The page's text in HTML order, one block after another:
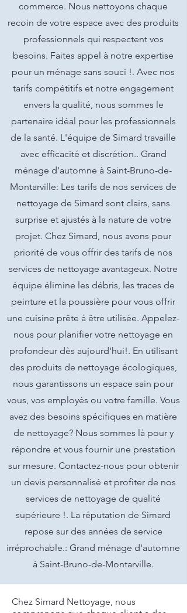
commerce. Nous nettoyons chaque
recoin de votre espace avec des produits
professionnels qui respectent vos
besoins. Faites appel à notre expertise
pour un ménage sans souci !. Avec nos
tarifs compétitifs et notre engagement
envers la qualité, nous sommes le
partenaire idéal pour les professionnels
de la santé. L'équipe de Simard travaille
avec efficacité et discrétion.. Grand
ménage d'automne à Saint-Bruno-de-
Montarville: Les tarifs de nos services de
nettoyage de Simard sont clairs, sans
surprise et ajustés à la nature de votre
projet. Chez Simard, nous avons pour
priorité de vous offrir des tarifs de nos
services de nettoyage avantageux. Notre
équipe élimine les débris, les traces de
peinture et la poussière pour vous offrir
une cuisine prête à être utilisée. Appelez-
nous pour planifier votre nettoyage en
profondeur dès aujourd'hui!. En utilisant
des produits de nettoyage écologiques,
nous garantissons un espace sain pour
vous, vos employés ou votre famille. Vous
avez des besoins spécifiques en matière
de nettoyage? Nous sommes là pour y
répondre et vous fournir une prestation
sur mesure. Contactez-nous pour obtenir
un devis personnalisé et profiter de nos
services de nettoyage de qualité
supérieure !. La réputation de Simard
repose sur des années de service
irréprochable.: Grand ménage d'automne
à Saint-Bruno-de-Montarville.
Chez Simard Nettoyage, nous